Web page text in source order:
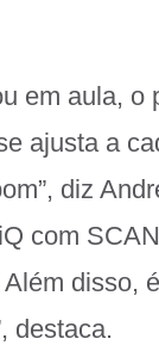
em aula, o
ajusta a
diz
iQ com
disso,
destaca.